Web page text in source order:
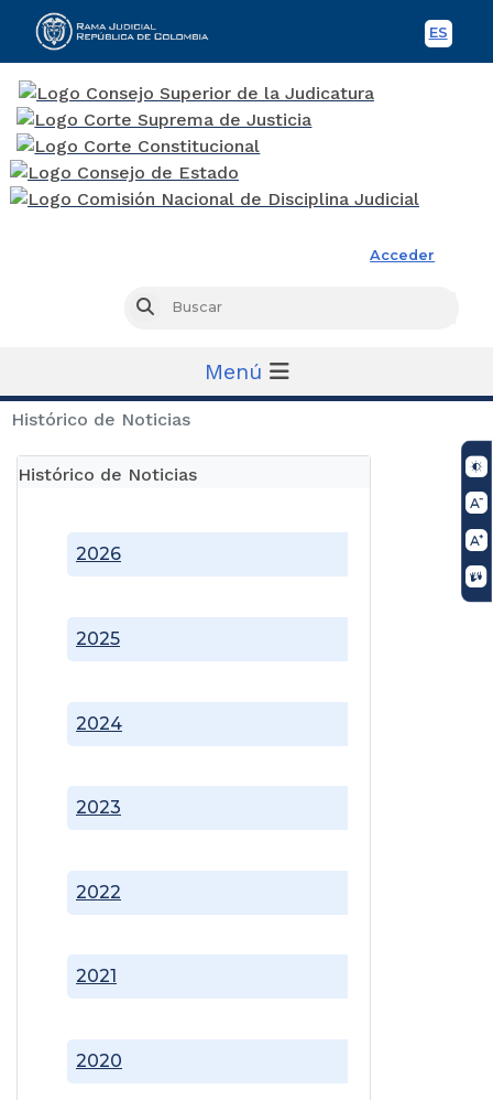
ES
Acceder
Buscar
Menú
Histórico de Noticias
Histórico de Noticias
2020
2021
2022
2023
2024
2025
2026